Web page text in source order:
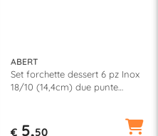
ABERT
Set forchette dessert 6 pz Inox
18/10 (14,4cm) due punte
€ 5,50